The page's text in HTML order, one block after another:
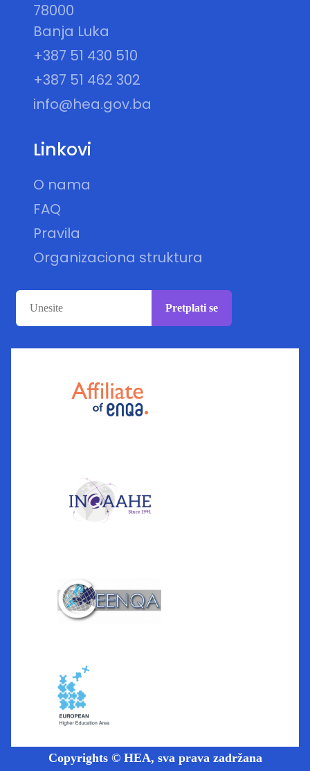
78000
Banja Luka
+387 51 430 510
+387 51 462 302
info@hea.gov.ba
Linkovi
O nama
FAQ
Pravila
Organizaciona struktura
Pretplati se
Copyrights © HEA, sva prava zadržana